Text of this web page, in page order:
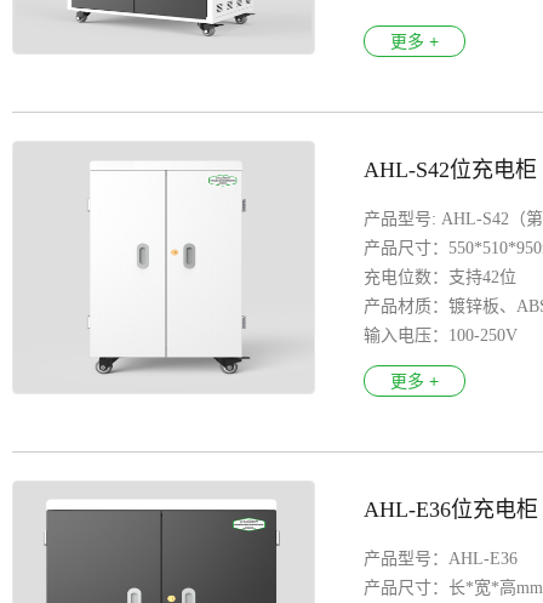
更多 +
AHL-S42位充电柜
产品型号: AHL-S42（
产品尺寸：
充电位数：支持42位
产品材质：镀锌板、
输入电压：100-250V
产品特色：漏电保护、
万向轮 ：医疗万向轮
更多 +
AHL-E36位充电柜
产品型号：AHL-E36
产品尺寸：长*宽*高